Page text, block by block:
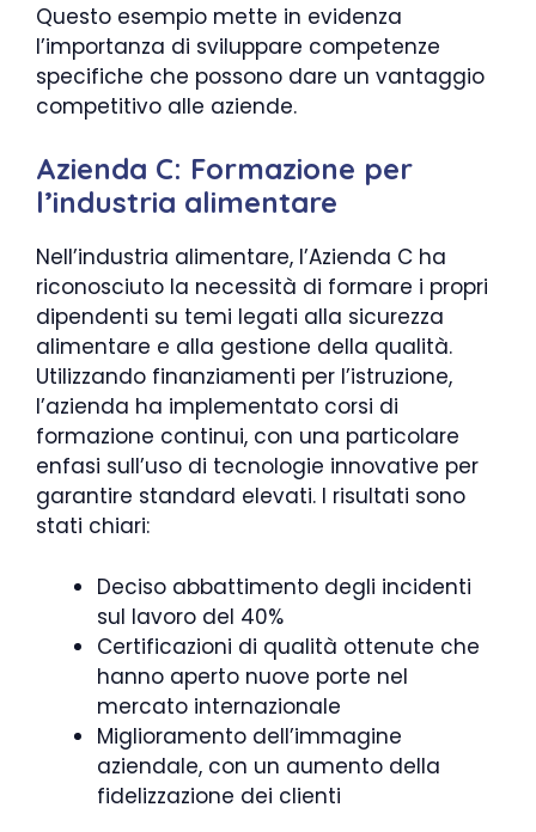
Questo esempio mette in evidenza
l’importanza di sviluppare competenze
specifiche che possono dare un vantaggio
competitivo alle aziende.
Azienda C: Formazione per
l’industria alimentare
Nell’industria alimentare, l’Azienda C ha
riconosciuto la necessità di formare i propri
dipendenti su temi legati alla sicurezza
alimentare e alla gestione della qualità.
Utilizzando finanziamenti per l’istruzione,
l’azienda ha implementato corsi di
formazione continui, con una particolare
enfasi sull’uso di tecnologie innovative per
garantire standard elevati. I risultati sono
stati chiari:
Deciso abbattimento degli incidenti
sul lavoro del 40%
Certificazioni di qualità ottenute che
hanno aperto nuove porte nel
mercato internazionale
Miglioramento dell’immagine
aziendale, con un aumento della
fidelizzazione dei clienti